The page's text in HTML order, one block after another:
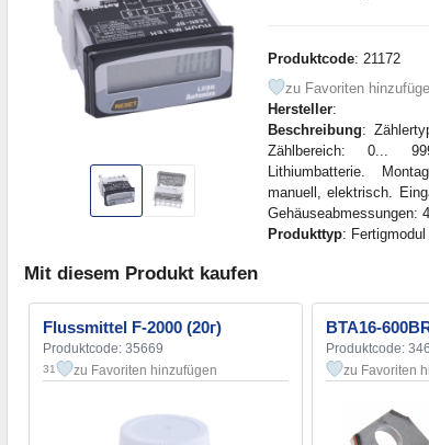
Produktcode: 21172
zu Favoriten
Hersteller:
Beschreibung:
Zählbereich: 0...
Lithiumbatterie.
manuell, elektrisch.
Gehäuseabmessungen:
Produkttyp: Fertigmodul
Mit diesem Produkt kaufen
Flussmittel F-2000 (20г)
Produktcode: 35669
31 zu Favoriten hinzufügen
BTA16-
Produktcode:
zu Favoriten